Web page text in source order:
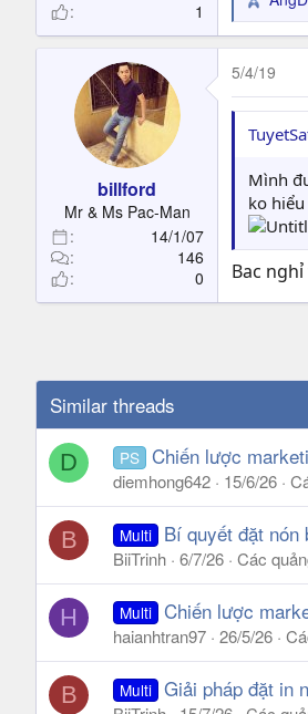
1
R
e
a
c
t
i
o
s
billford
Mr & Ms Pac-Man
14/1/07
146
0
5/4/19
Mình
ko
Bac
Similar threads
D PS Chiến lược
diemhong642 15/6/26
B Multi Bí quyết đặt nón
BiiTrinh 6/7/26 Các
H Multi Chiến lược
haianhtran97 26/5/26
B Multi Giải pháp đặt in